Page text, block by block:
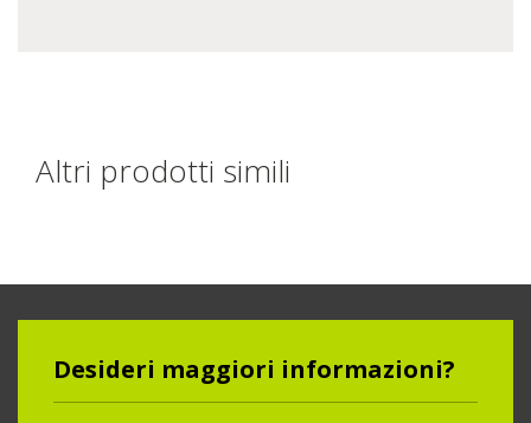
Altri prodotti simili
Desideri maggiori informazioni?